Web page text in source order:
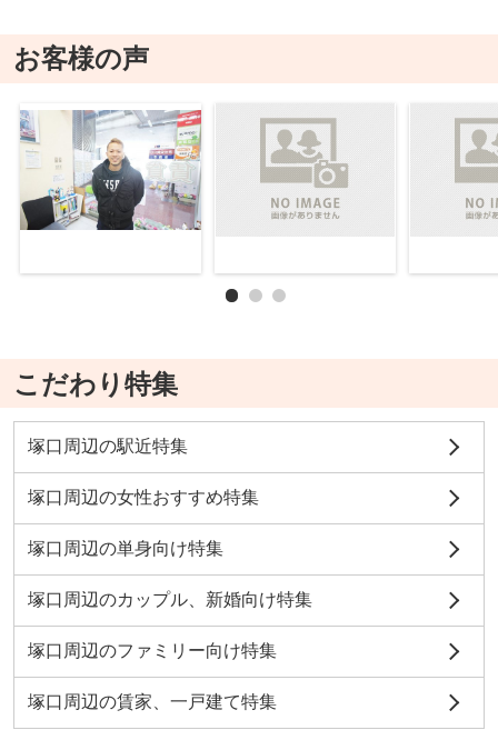
お客様の声
こだわり特集
塚口周辺の駅近特集
塚口周辺の女性おすすめ特集
塚口周辺の単身向け特集
塚口周辺のカップル、新婚向け特集
塚口周辺のファミリー向け特集
塚口周辺の賃家、一戸建て特集